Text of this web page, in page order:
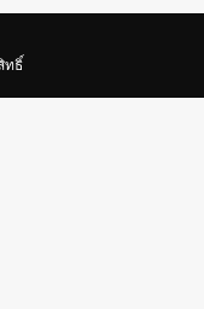
ทธิ์